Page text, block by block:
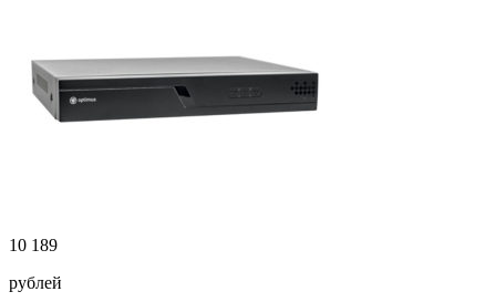
10 189
рублей